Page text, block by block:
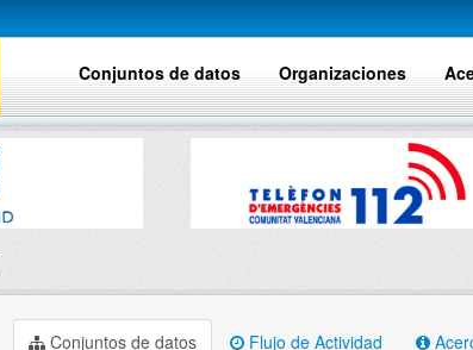
Conjuntos de datos Organizaciones
Conjuntos de datos Flujo de Actividad